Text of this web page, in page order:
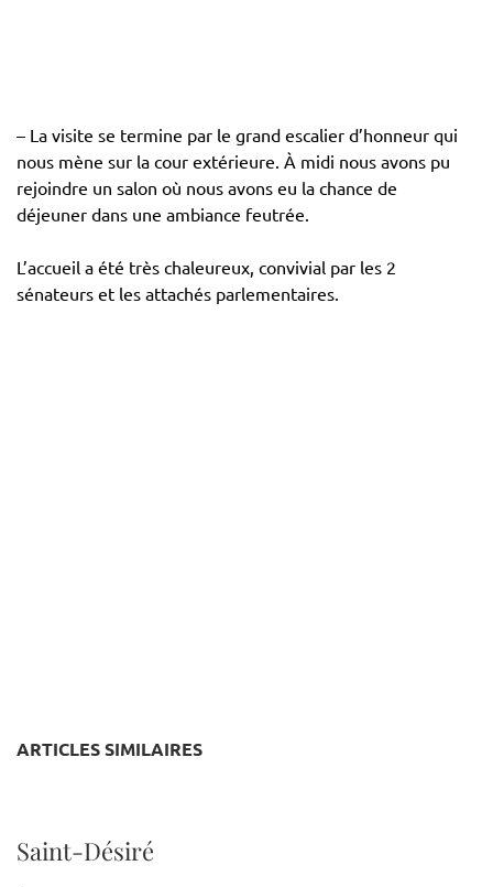
– La visite se termine par le grand escalier d’honneur qui
nous mène sur la cour extérieure. À midi nous avons pu
rejoindre un salon où nous avons eu la chance de
déjeuner dans une ambiance feutrée.
L’accueil a été très chaleureux, convivial par les 2
sénateurs et les attachés parlementaires.
ARTICLES SIMILAIRES
Saint-Désiré